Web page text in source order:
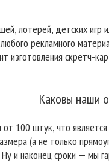
лотерей, детских игр
рекламного
изготовления скретч-
Каковы наши
100 штук, что
(а не только
и наконец сроки — мы